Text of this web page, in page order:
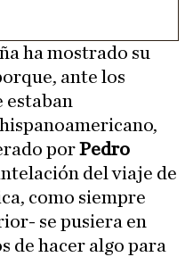
ha mostrado su
ante los
estaban
porPedro
del viaje de
como siempre
se pusiera en
de hacer algo para